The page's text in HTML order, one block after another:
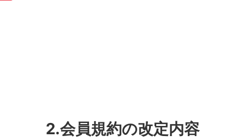
2.会員規約の改定内容